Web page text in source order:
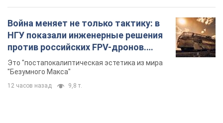
Война меняет не только тактику: в
НГУ показали инженерные решения
против российских FPV-дронов.
Фото
Это "постапокалиптическая эстетика из мира
"Безумного Макса"
12 часов назад 9,8 т.